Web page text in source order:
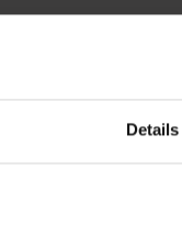
Details